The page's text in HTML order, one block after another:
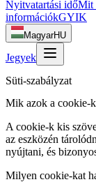
Nyitvatartási időMit
információkGYIK
MagyarHU
Jegyek
Süti-szabályzat
Mik azok a cookie-
A cookie-k kis
az eszközén
nyújtani, és
Milyen cookie-kat